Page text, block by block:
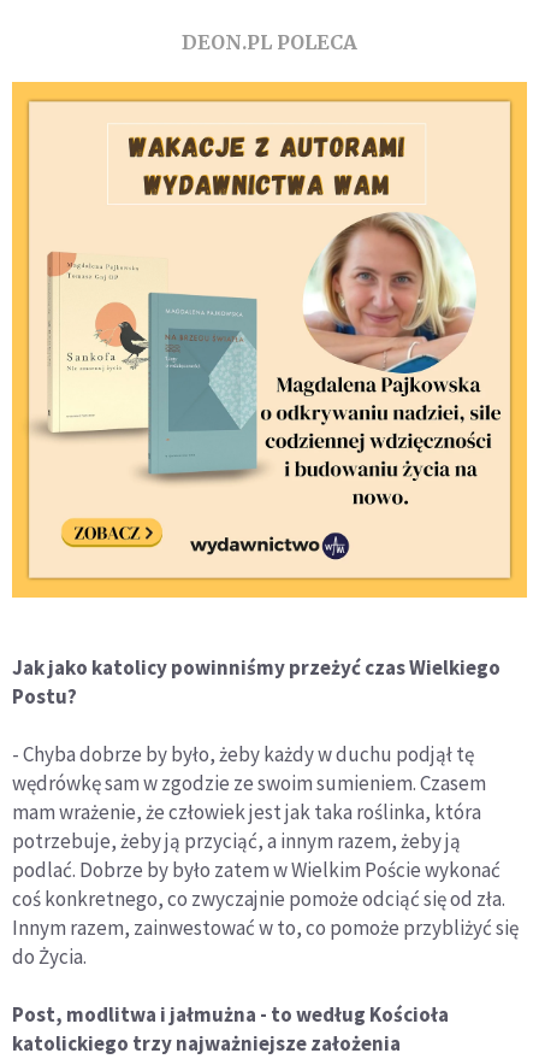
DEON.PL POLECA
Jak jako katolicy powinniśmy przeżyć czas Wielkiego
Postu?
- Chyba dobrze by było, żeby każdy w duchu podjął tę
wędrówkę sam w zgodzie ze swoim sumieniem. Czasem
mam wrażenie, że człowiek jest jak taka roślinka, która
potrzebuje, żeby ją przyciąć, a innym razem, żeby ją
podlać. Dobrze by było zatem w Wielkim Poście wykonać
coś konkretnego, co zwyczajnie pomoże odciąć się od zła.
Innym razem, zainwestować w to, co pomoże przybliżyć się
do Życia.
Post, modlitwa i jałmużna - to według Kościoła
katolickiego trzy najważniejsze założenia